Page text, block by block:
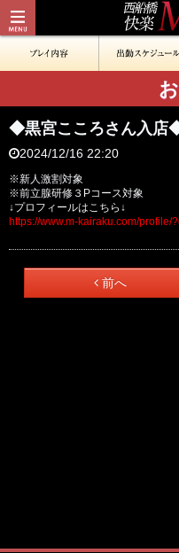
◆黒宮こころさん入店
2024/12/16 22:20
※新人激割対象
※前立腺研修３Pコース対象
↓プロフィールはこちら↓
https://www.m-kairaku.com/profile/
前へ